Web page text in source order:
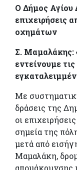
Ο Δήμος Αγίου
επιχειρήσεις
οχημάτων
Σ. Μαμαλάκης:
εντείνουμε
Με
δράσεις της
οι
σημεία της
μετά από
Μαμαλάκη,